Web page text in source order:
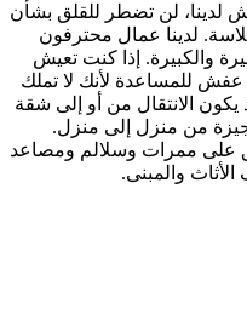
لن تضطر للقلق بشأن
لدينا عمال محترفون
والكبيرة. إذا كنت تعيش
عفش للمساعدة لأنك لا تملك
يكون الانتقال من أو إلى شقة
من منزل إلى منزل.
على ممرات وسلالم ومصاعد
والمبنى.